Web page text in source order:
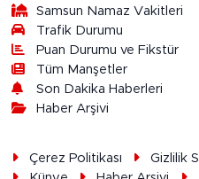
Samsun Namaz Vakitleri
Trafik Durumu
Puan Durumu ve Fikstür
Tüm Manşetler
Son Dakika Haberleri
Haber Arşivi
Çerez Politikası Gizlilik